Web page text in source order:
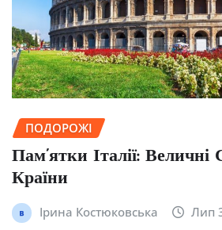
ПОДОРОЖІ
Пам’ятки Італії: Величні
Країни
Ірина Костюковська Лип